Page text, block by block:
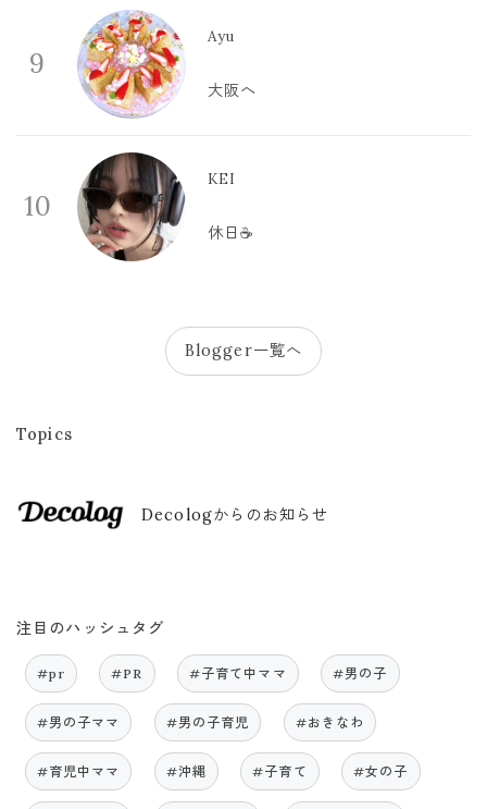
9
Ayu
大阪へ
10
KEI
休日☕️
Blogger一覧へ
Topics
Decologからのお知らせ
注目のハッシュタグ
#pr #PR #子育て中ママ #男の子
#男の子ママ #男の子育児 #おきなわ
#育児中ママ #沖縄 #子育て #女の子